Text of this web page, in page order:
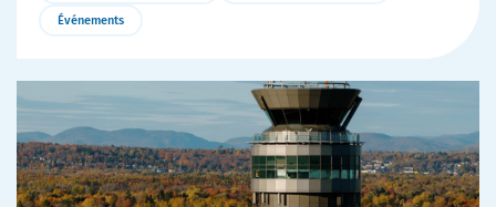
Événements
Plus